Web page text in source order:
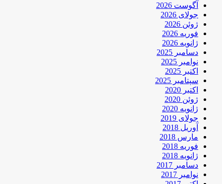
آگوست 2026
جولای 2026
ژوئن 2026
فوریه 2026
ژانویه 2026
دسامبر 2025
نوامبر 2025
اکتبر 2025
سپتامبر 2025
اکتبر 2020
ژوئن 2020
ژانویه 2020
جولای 2019
آوریل 2018
مارس 2018
فوریه 2018
ژانویه 2018
دسامبر 2017
نوامبر 2017